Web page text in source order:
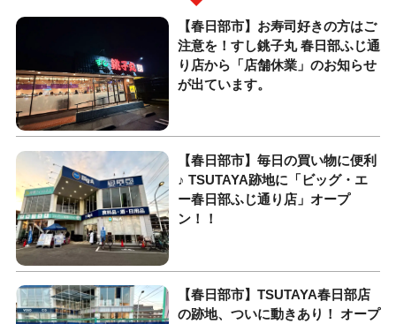
【春日部市】お寿司好きの方はご
注意を！すし銚子丸 春日部ふじ通
り店から「店舗休業」のお知らせ
が出ています。
【春日部市】毎日の買い物に便利
♪ TSUTAYA跡地に「ビッグ・エ
ー春日部ふじ通り店」オープ
ン！！
【春日部市】TSUTAYA春日部店
の跡地、ついに動きあり！ オープ